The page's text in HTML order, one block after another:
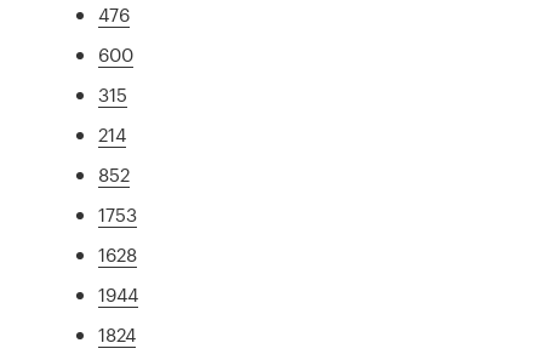
476
600
315
214
852
1753
1628
1944
1824